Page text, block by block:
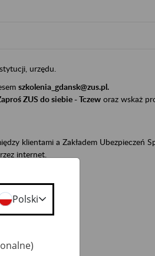
urzędu.
szkolenia_gdansk@zus.pl.
ZUS do siebie - Tczeworaz wskaż
klientami a Zakładem Ubezpieczeń
internet.
w ZUS,
Polski